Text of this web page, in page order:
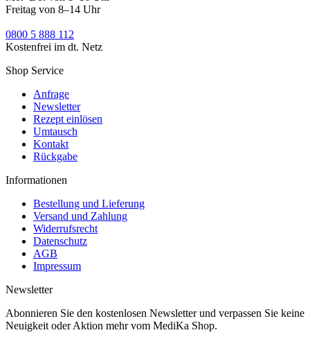
Freitag von 8–14 Uhr
0800 5 888 112
Kostenfrei im dt. Netz
Shop Service
Anfrage
Newsletter
Rezept einlösen
Umtausch
Kontakt
Rückgabe
Informationen
Bestellung und Lieferung
Versand und Zahlung
Widerrufsrecht
Datenschutz
AGB
Impressum
Newsletter
Abonnieren Sie den kostenlosen Newsletter und verpassen Sie keine
Neuigkeit oder Aktion mehr vom MediKa Shop.